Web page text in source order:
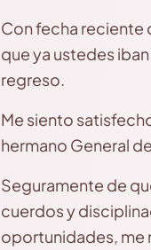
Con fecha reciente
que ya ustedes
regreso.
Me siento
hermano General
Seguramente de
cuerdos y
oportunidades, me